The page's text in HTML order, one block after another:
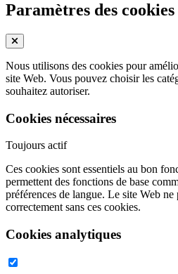
Paramètres des cookies
Nous utilisons des cookies pour
site Web. Vous pouvez choisir les
souhaitez autoriser.
Cookies nécessaires
Toujours actif
Ces cookies sont essentiels au bon
permettent des fonctions de base
préférences de langue. Le site Web
correctement sans ces cookies.
Cookies analytiques